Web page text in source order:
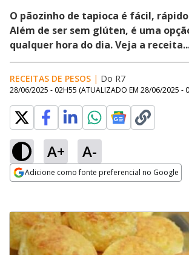
O pãozinho de tapioca é fácil,
Além de ser sem glúten, é uma
qualquer hora do dia. Veja a
RECEITAS DE PESOS | Do R7
28/06/2025 - 02H55 (ATUALIZADO EM 28/06/2025 -
A+ A-
Adicione como fonte preferencial no Google